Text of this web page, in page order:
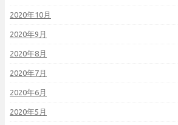
2020年10月
2020年9月
2020年8月
2020年7月
2020年6月
2020年5月